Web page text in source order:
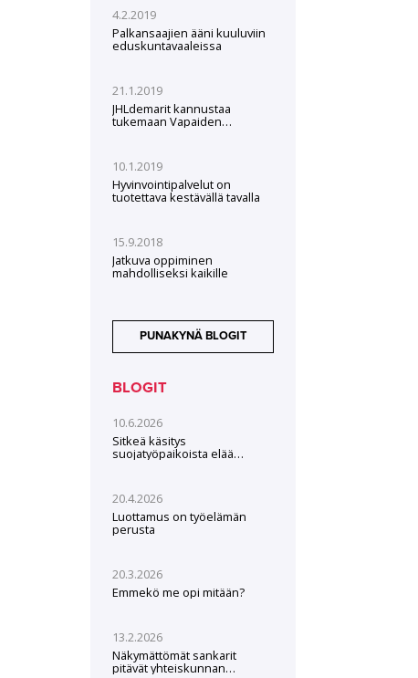
4.2.2019
Palkansaajien ääni kuuluviin
eduskuntavaaleissa
21.1.2019
JHLdemarit kannustaa
tukemaan Vapaiden
10.1.2019
Hyvinvointipalvelut on
tuotettava kestävällä tavalla
15.9.2018
Jatkuva oppiminen
mahdolliseksi kaikille
PUNAKYNÄ BLOGIT
BLOGIT
10.6.2026
Sitkeä käsitys
suojatyöpaikoista elää
20.4.2026
Luottamus on työelämän
perusta
20.3.2026
Emmekö me opi mitään?
13.2.2026
Näkymättömät sankarit
pitävät yhteiskunnan